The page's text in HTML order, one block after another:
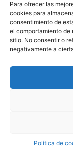
Para ofrecer las
cookies para
consentimiento de
el comportamiento
sitio. No consentir o
negativamente a
Política de